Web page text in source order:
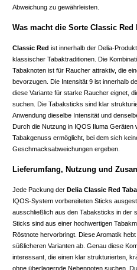
Abweichung zu gewährleisten.
Was macht die Sorte Classic Red
Classic Red ist innerhalb der Delia-
klassischer Tabaktraditionen. Die
Tabaknoten ist für Raucher attraktiv, die
bevorzugen. Die Intensität 9 ist innerhalb
diese Variante für starke Raucher eignet,
suchen. Die Tabaksticks sind klar
Anwendung dieselbe Intensität und
Durch die Nutzung in IQOS Iluma Geräten
Tabakgenuss ermöglicht, bei dem sich
Geschmacksabweichungen ergeben.
Lieferumfang, Nutzung und
Jede Packung der Delia Classic Red
IQOS-System vorbereiteten Sticks
ausschließlich aus den Tabaksticks in der
Sticks sind aus einer hochwertigen
Röstnote hervorbringt. Diese Aromatik
süßlicheren Varianten ab. Genau diese
interessant, die einen klar strukturierten,
ohne überlagernde Nebennoten suchen.